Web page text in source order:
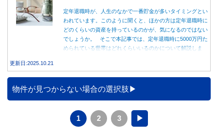
定年退職時が、人生のなかで一番貯金が多いタイミングとい
われています。このように聞くと、ほかの方は定年退職時に
どのくらいの資産を持っているのかが、気になるのではない
でしょうか。 そこで本記事では、定年退職時に5000万円た
められている世帯はどれくらいいるのかについて解説しま
更新日:2025.10.21
物件が見つからない場合の選択肢
1 2 3 ▶